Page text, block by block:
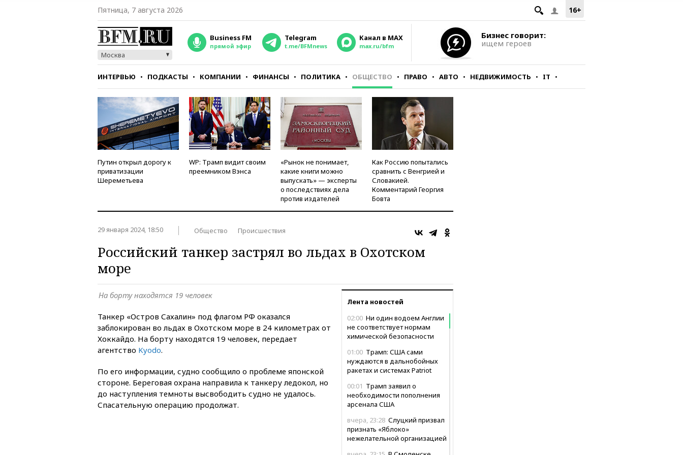
16+
Пятница, 7 августа 2026
Москва
Business FM
прямой эфир
Telegram
t.me/BFMnews
Канал в MAX
max.ru/bfm
Бизнес говорит:
ищем героев
ИНТЕРВЬЮ ПОДКАСТЫ КОМПАНИИ ФИНАНСЫ ПОЛИТИКА ОБЩЕСТВО ПРАВО АВТО НЕДВИЖИМОСТЬ IT
СТИЛЬ ТЕСТЫ
Путин открыл дорогу к
приватизации
Шереметьева
WP: Трамп видит своим
преемником Вэнса
«Рынок не понимает,
какие книги можно
выпускать» — эксперты
о последствиях дела
против издателей
Как Россию попытались
сравнить с Венгрией и
Словакией.
Комментарий Георгия
Бовта
29 января 2024, 18:50 Общество Происшествия
Российский танкер застрял во льдах в Охотском
море
Лента новостей
02:00 Ни один водоем Англии
не соответствует нормам
химической безопасности
01:00 Трамп: США сами
нуждаются в дальнобойных
ракетах и системах Patriot
00:01 Трамп заявил о
необходимости пополнения
арсенала США
вчера, 23:28 Слуцкий призвал
признать «Яблоко»
нежелательной организацией
На борту находятся 19 человек
Танкер «Остров Сахалин» под флагом РФ оказался
заблокирован во льдах в Охотском море в 24 километрах от
Хоккайдо. На борту находятся 19 человек, передает
агентство Kyodo.
По его информации, судно сообщило о проблеме японской
стороне. Береговая охрана направила к танкеру ледокол, но
до наступления темноты высвободить судно не удалось.
Спасательную операцию продолжат.